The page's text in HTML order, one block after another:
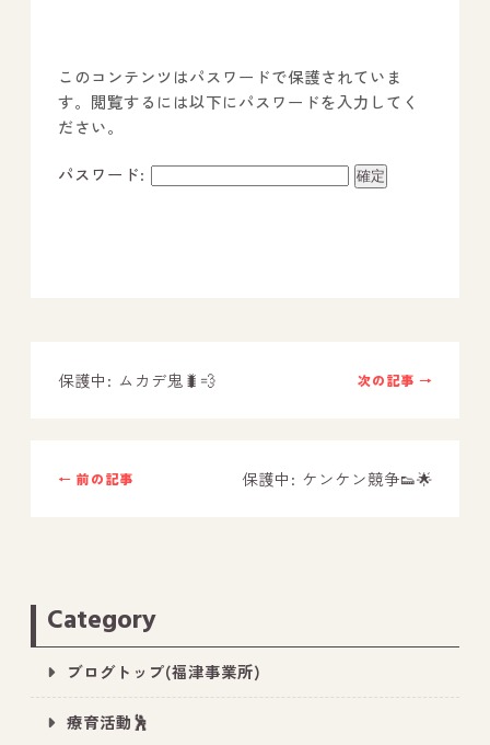
－ オールピース宗像事業所
－ オールピース福津事業所
－ オールピース春日事業所
－ 春日事業所のブログ
このコンテンツはパスワードで保護されていま
す。閲覧するには以下にパスワードを入力してく
ださい。
パスワード:
次の記事 →
保護中: ムカデ鬼🐛💨
← 前の記事 保護中: ケンケン競争👟🌟
Category
ブログトップ(福津事業所)
療育活動🕺